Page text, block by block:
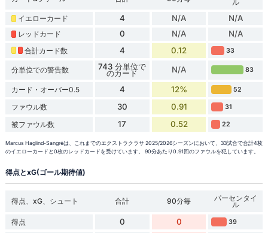
ル
イエローカード
4 N/A N/A
レッドカード 0 N/A N/A
合計カード数 4 0.12 33
分単位での警告数 743 分単位で
のカード N/A 83
カード・オーバー0.5 4 12% 52
ファウル数 30 0.91 31
被ファウル数 17 0.52 22
Marcus Haglind-Sangréは、これまでのエクストラクラサ 2025/2026シーズンにおいて、33試合で合計4枚
のイエローカードと0枚のレッドカードを受けています。 90分あたり0.91回のファウルを犯しています。
得点とxG(ゴール期待値)
得点、xG、シュート 合計 90分毎 パーセンタイ
ル
得点
0 0 39